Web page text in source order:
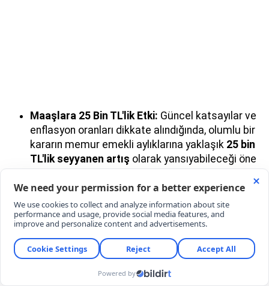
Maaşlara 25 Bin TL'lik Etki: Güncel katsayılar ve
enflasyon oranları dikkate alındığında, olumlu bir
kararın memur emekli aylıklarına yaklaşık 25 bin
TL'lik seyyanen artış olarak yansıyabileceği öne
sürülüyor.
Geriye Dönük Ödeme İhtimali:
İhlal kararıyla
birlikte, uygulamanın başladığıTemmuz
2023'ten bu yanaoluşan maaş farklarının da
yasal olarak talep edilmesinin yolu açılabilecek.
EMEKLİLERDEN İMZA KAMPANYASI